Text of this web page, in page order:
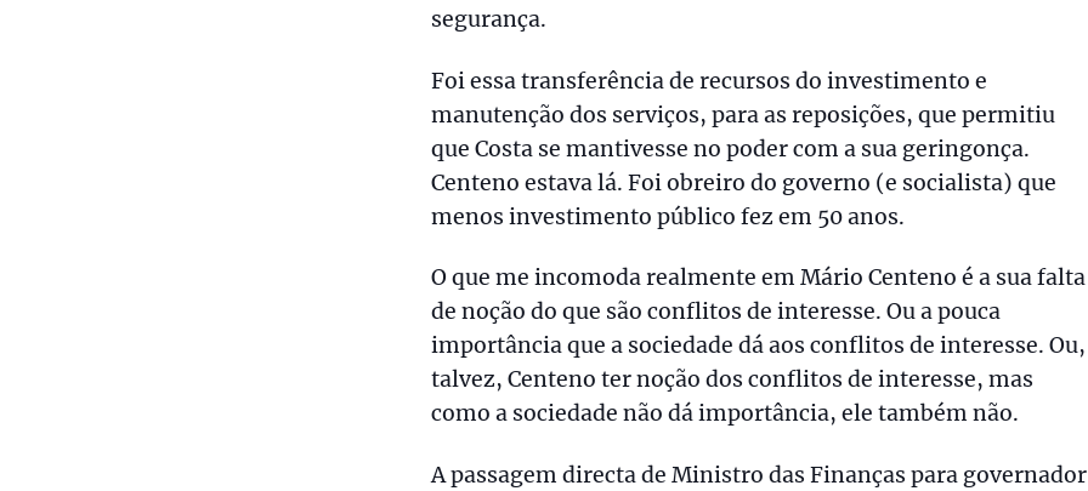
segurança.
Foi essa transferência de recursos do investimento e
manutenção dos serviços, para as reposições, que permitiu
que Costa se mantivesse no poder com a sua geringonça.
Centeno estava lá. Foi obreiro do governo (e socialista) que
menos investimento público fez em 50 anos.
O que me incomoda realmente em Mário Centeno é a sua falta
de noção do que são conflitos de interesse. Ou a pouca
importância que a sociedade dá aos conflitos de interesse. Ou,
talvez, Centeno ter noção dos conflitos de interesse, mas
como a sociedade não dá importância, ele também não.
A passagem directa de Ministro das Finanças para governador